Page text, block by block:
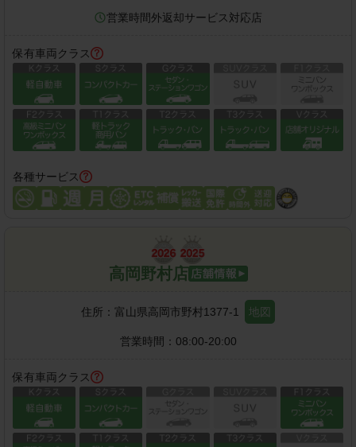
営業時間外返却サービス対応店
保有車両クラス
各種サービス
高岡野村店
住所： 富山県高岡市野村1377-1 地図
営業時間： 08:00-20:00
保有車両クラス